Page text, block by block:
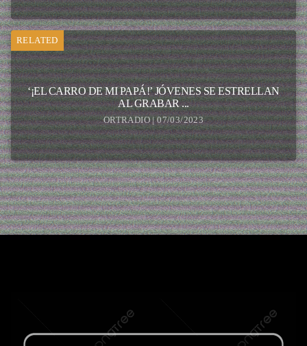
RELATED
‘¡EL CARRO DE MI PAPÁ!’ JÓVENES SE ESTRELLAN
AL GRABAR ...
ORTRADIO | 07/03/2023